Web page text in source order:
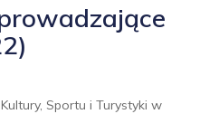
Sportu i Turystyki w